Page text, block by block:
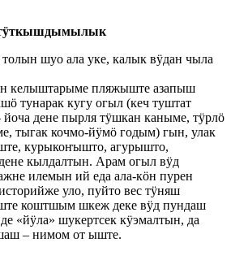
тӱткышдымылык
шуо ала уке, калык вӱдан чыла
келыштарыме пляжыште азапыш
тунарак кугу огыл (кеч туштат
дене пырля тӱшкан каныме, тӱрлӧ
тыгак кочмо-йӱмӧ годым) гын, улак
курыкоҥышто, агурышто,
кылдалтын. Арам огыл вӱд
илемын ий еда ала-кӧн пурен
уло, пуйто вес тӱняш
коштшым шкеж деке вӱд пундаш
«йӱла» шукертсек кӱэмалтын, да
– нимом от ыште.